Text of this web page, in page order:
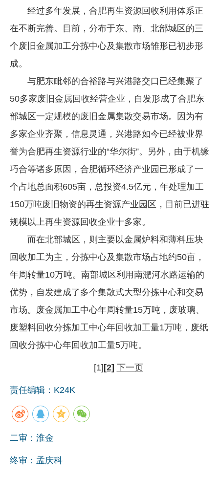
经过多年发展，合肥再生资源回收利用体系正
在不断完善。目前，分布于东、南、北部城区的三
个废旧金属加工分拣中心及集散市场雏形已初步形
成。
与肥东毗邻的合裕路与兴港路交口已经集聚了
50多家废旧金属回收经营企业，自发形成了合肥东
部城区一定规模的废旧金属集散交易市场。因为有
多家企业齐聚，信息灵通，兴港路如今已经被业界
誉为合肥再生资源行业的“华尔街”。另外，由于机缘
巧合等诸多原因，合肥循环经济产业园已形成了一
个占地总面积605亩，总投资4.5亿元，年处理加工
150万吨废旧物资的再生资源产业园区，目前已进驻
规模以上再生资源回收企业十多家。
而在北部城区，则主要以金属炉料和薄料压块
回收加工为主，分拣中心及集散市场占地约50亩，
年周转量10万吨。南部城区利用南淝河水路运输的
优势，自发建成了多个集散式大型分拣中心和交易
市场。废金属加工中心年周转量15万吨，废玻璃、
废塑料回收分拣加工中心年回收加工量1万吨，废纸
回收分拣中心年回收加工量5万吨。
[1][2] 下一页
责任编辑：K24K
二审：淮金
终审：孟庆科